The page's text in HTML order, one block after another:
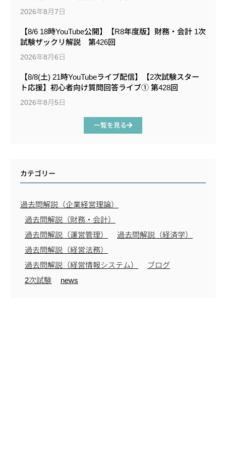
2026年8月7日
【8/6 18時YouTube公開】【R8年度版】財務・会計 1次
試験ザックリ解説 第426回
2026年8月6日
【8/8(土) 21時YouTubeライブ配信】【2次試験スター
ト応援】初心者向け質問回答ライブ① 第428回
2026年8月5日
一覧を見る
カテゴリー
過去問解説（企業経営理論）
過去問解説（財務・会計）
過去問解説（運営管理）
過去問解説（経済学）
過去問解説（経営法務）
過去問解説（経営情報システム）
ブログ
2次試験
news